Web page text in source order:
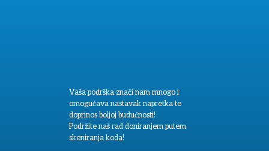
Vaša podrška znači nam mnogo i
omogućava nastavak napretka te
doprinos boljoj budućnosti!
Podržite naš rad doniranjem putem
skeniranja koda!